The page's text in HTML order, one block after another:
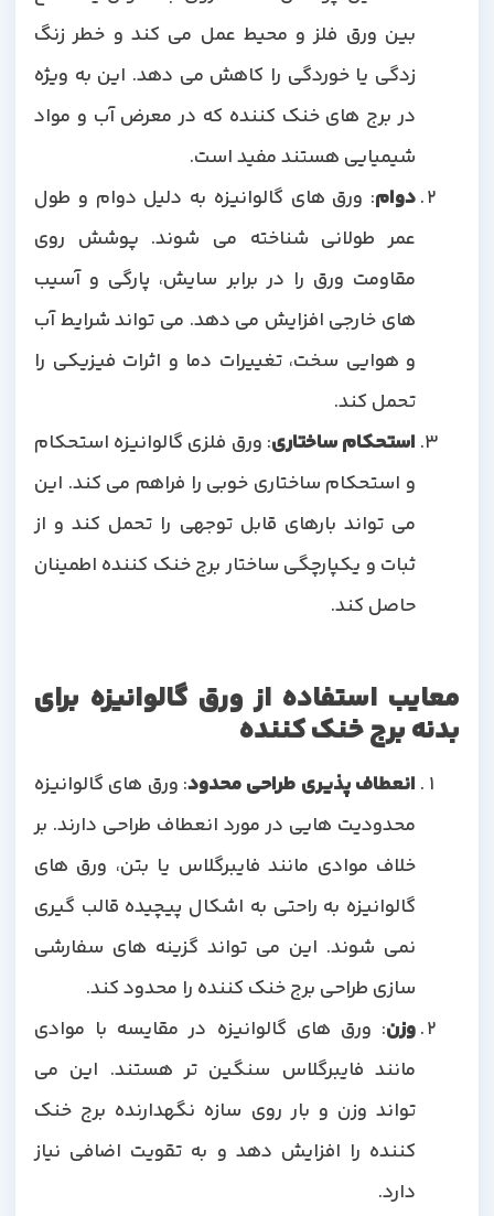
بین ورق فلز و محیط عمل می کند و خطر زنگ
زدگی یا خوردگی را کاهش می دهد. این به ویژه
در برج های خنک کننده که در معرض آب و مواد
شیمیایی هستند مفید است.
دوام: ورق های گالوانیزه به دلیل دوام و طول
عمر طولانی شناخته می شوند. پوشش روی
مقاومت ورق را در برابر سایش، پارگی و آسیب
های خارجی افزایش می دهد. می تواند شرایط آب
و هوایی سخت، تغییرات دما و اثرات فیزیکی را
تحمل کند.
استحکام ساختاری: ورق فلزی گالوانیزه استحکام
و استحکام ساختاری خوبی را فراهم می کند. این
می تواند بارهای قابل توجهی را تحمل کند و از
ثبات و یکپارچگی ساختار برج خنک کننده اطمینان
حاصل کند.
معایب استفاده از ورق گالوانیزه برای
بدنه برج خنک کننده
انعطاف پذیری طراحی محدود: ورق های گالوانیزه
محدودیت هایی در مورد انعطاف طراحی دارند. بر
خلاف موادی مانند فایبرگلاس یا بتن، ورق های
گالوانیزه به راحتی به اشکال پیچیده قالب گیری
نمی شوند. این می تواند گزینه های سفارشی
سازی طراحی برج خنک کننده را محدود کند.
وزن: ورق های گالوانیزه در مقایسه با موادی
مانند فایبرگلاس سنگین تر هستند. این می
تواند وزن و بار روی سازه نگهدارنده برج خنک
کننده را افزایش دهد و به تقویت اضافی نیاز
دارد.